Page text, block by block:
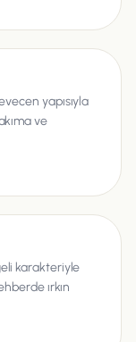
yapısıyla
ve
karakteriyle
ırkın